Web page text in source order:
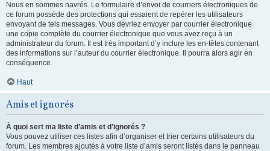
Nous en sommes navrés. Le formulaire d’envoi de courriers électroniques de
ce forum possède des protections qui essaient de repérer les utilisateurs
envoyant de tels messages. Vous devriez envoyer par courrier électronique
une copie complète du courrier électronique que vous avez reçu à un
administrateur du forum. Il est très important d’y inclure les en-têtes contenant
des informations sur l’auteur du courrier électronique. Il pourra alors agir en
conséquence.
Haut
Amis et ignorés
À quoi sert ma liste d’amis et d’ignorés ?
Vous pouvez utiliser ces listes afin d’organiser et trier certains utilisateurs du
forum. Les membres ajoutés à votre liste d’amis seront listés dans le panneau